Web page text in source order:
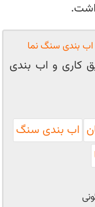
بندی سنگ نما
کاری و اب بندی
اب بندی سنگ